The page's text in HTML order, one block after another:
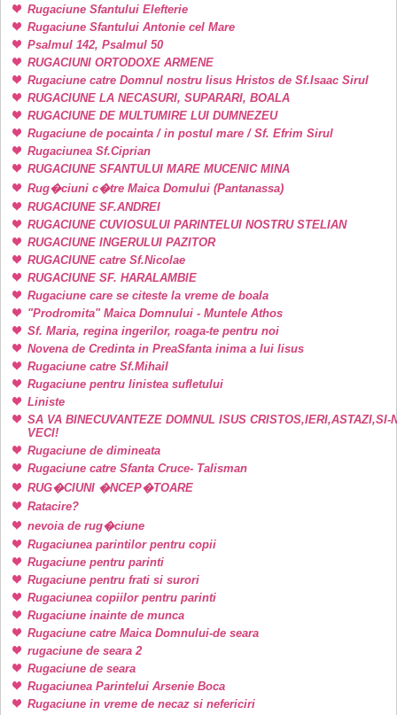
Rugaciune Sfantului Elefterie
Rugaciune Sfantului Antonie cel Mare
Psalmul 142, Psalmul 50
RUGACIUNI ORTODOXE ARMENE
Rugaciune catre Domnul nostru Iisus Hristos de Sf.Isaac Sirul
RUGACIUNE LA NECASURI, SUPARARI, BOALA
RUGACIUNE DE MULTUMIRE LUI DUMNEZEU
Rugaciune de pocainta / in postul mare / Sf. Efrim Sirul
Rugaciunea Sf.Ciprian
RUGACIUNE SFANTULUI MARE MUCENIC MINA
Rug�ciuni c�tre Maica Domului (Pantanassa)
RUGACIUNE SF.ANDREI
RUGACIUNE CUVIOSULUI PARINTELUI NOSTRU STELIAN
RUGACIUNE INGERULUI PAZITOR
RUGACIUNE catre Sf.Nicolae
RUGACIUNE SF. HARALAMBIE
Rugaciune care se citeste la vreme de boala
"Prodromita" Maica Domnului - Muntele Athos
Sf. Maria, regina ingerilor, roaga-te pentru noi
Novena de Credinta in PreaSfanta inima a lui Iisus
Rugaciune catre Sf.Mihail
Rugaciune pentru linistea sufletului
Liniste
SA VA BINECUVANTEZE DOMNUL ISUS CRISTOS,IERI,ASTAZI,SI-
VECI!
Rugaciune de dimineata
Rugaciune catre Sfanta Cruce- Talisman
RUG�CIUNI �NCEP�TOARE
Ratacire?
nevoia de rug�ciune
Rugaciunea parintilor pentru copii
Rugaciune pentru parinti
Rugaciune pentru frati si surori
Rugaciunea copiilor pentru parinti
Rugaciune inainte de munca
Rugaciune catre Maica Domnului-de seara
rugaciune de seara 2
Rugaciune de seara
Rugaciunea Parintelui Arsenie Boca
Rugaciune in vreme de necaz si nefericiri